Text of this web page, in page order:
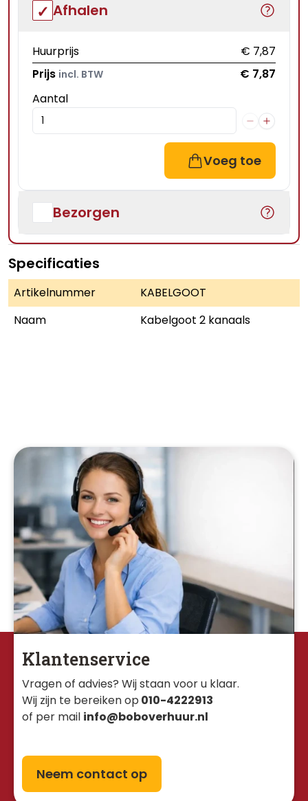
Afhalen
Huurprijs
€ 7,87
Prijs incl. BTW
€ 7,87
Aantal
Voeg toe
Bezorgen
Specificaties
Artikelnummer
KABELGOOT
Naam
Kabelgoot 2 kanaals
Klantenservice
Vragen of advies? Wij staan voor u klaar.
Wij zijn te bereiken op 010-4222913
of per mail info@boboverhuur.nl
Neem contact op